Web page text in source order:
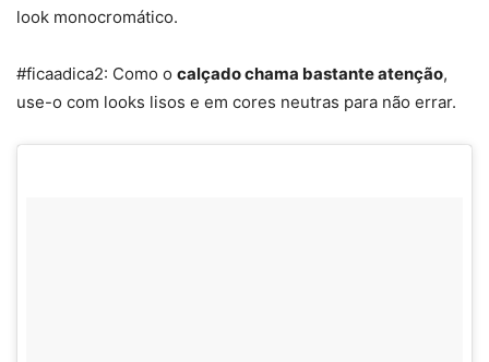
look monocromático.
#ficaadica2: Como o calçado chama bastante atenção,
use-o com looks lisos e em cores neutras para não errar.